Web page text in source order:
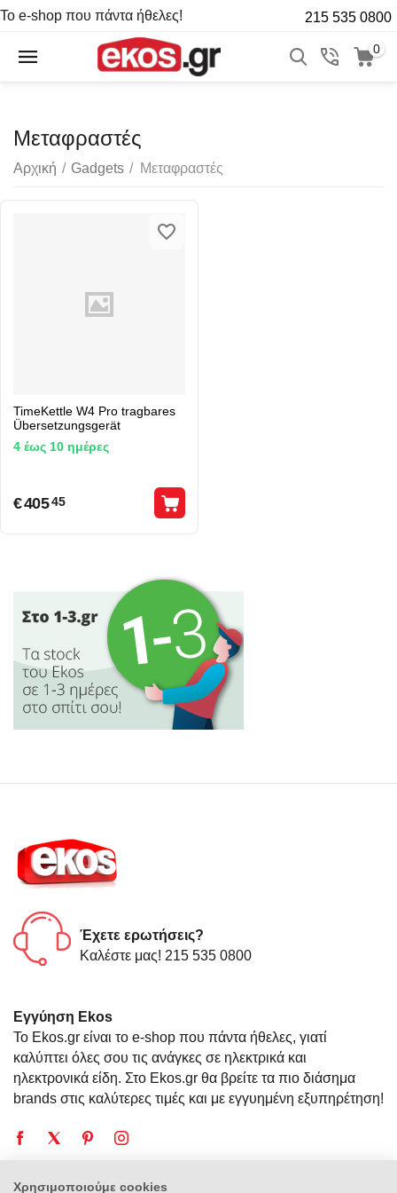
Το e-shop που πάντα ήθελες! 215 535 0800
0
Μεταφραστές
Αρχική / Gadgets / Μεταφραστές
TimeKettle W4 Pro tragbares
Übersetzungsgerät
4 έως 10 ημέρες
€405 45
Έχετε ερωτήσεις?
Καλέστε μας! 215 535 0800
Εγγύηση Ekos
Το Ekos.gr είναι το e-shop που πάντα ήθελες, γιατί
καλύπτει όλες σου τις ανάγκες σε ηλεκτρικά και
ηλεκτρονικά είδη. Στο Ekos.gr θα βρείτε τα πιο διάσημα
brands στις καλύτερες τιμές και με εγγυημένη εξυπηρέτηση!
Χρησιμοποιούμε cookies